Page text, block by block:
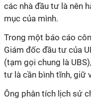
các nhà đầu tư là nên
mục của mình.
Trong một báo cáo
Giám đốc đầu tư của
(tạm gọi chung là
tư là cần bình tĩnh, giữ
Ông phân tích lịch sử